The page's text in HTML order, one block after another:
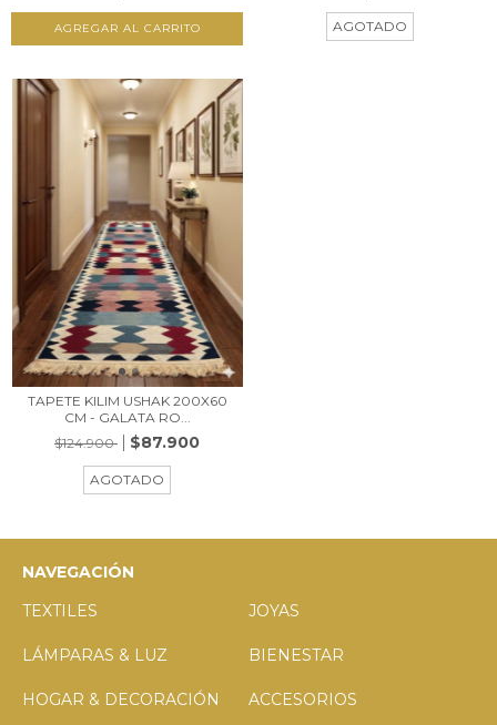
AGOTADO
TAPETE KILIM USHAK 200X60
CM - GALATA RO...
$124.900
$87.900
AGOTADO
NAVEGACIÓN
TEXTILES
JOYAS
LÁMPARAS & LUZ BIENESTAR
HOGAR & DECORACIÓN ACCESORIOS